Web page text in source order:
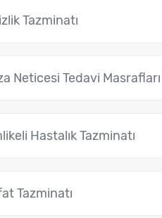
Tazminatı
Neticesi Tedavi
Hastalık Tazminatı
Tazminatı